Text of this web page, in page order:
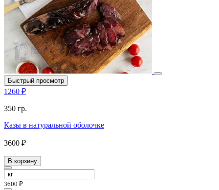
Быстрый просмотр
1260 ₽
350 гр.
Казы в натуральной оболочке
3600 ₽
В корзину
3600 ₽